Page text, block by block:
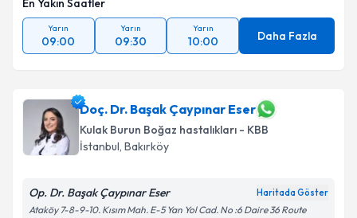
En Yakın Saatler
Yarın
09:00
Yarın
09:30
Yarın
10:00 Daha Fazla
Doç. Dr. Başak Çaypınar Eser
Kulak Burun Boğaz hastalıkları - KBB
İstanbul, Bakırköy
Op. Dr. Başak Çaypınar Eser Haritada Göster
Ataköy 7-8-9-10. Kısım Mah. E-5 Yan Yol Cad. No :6 Daire 36 Route